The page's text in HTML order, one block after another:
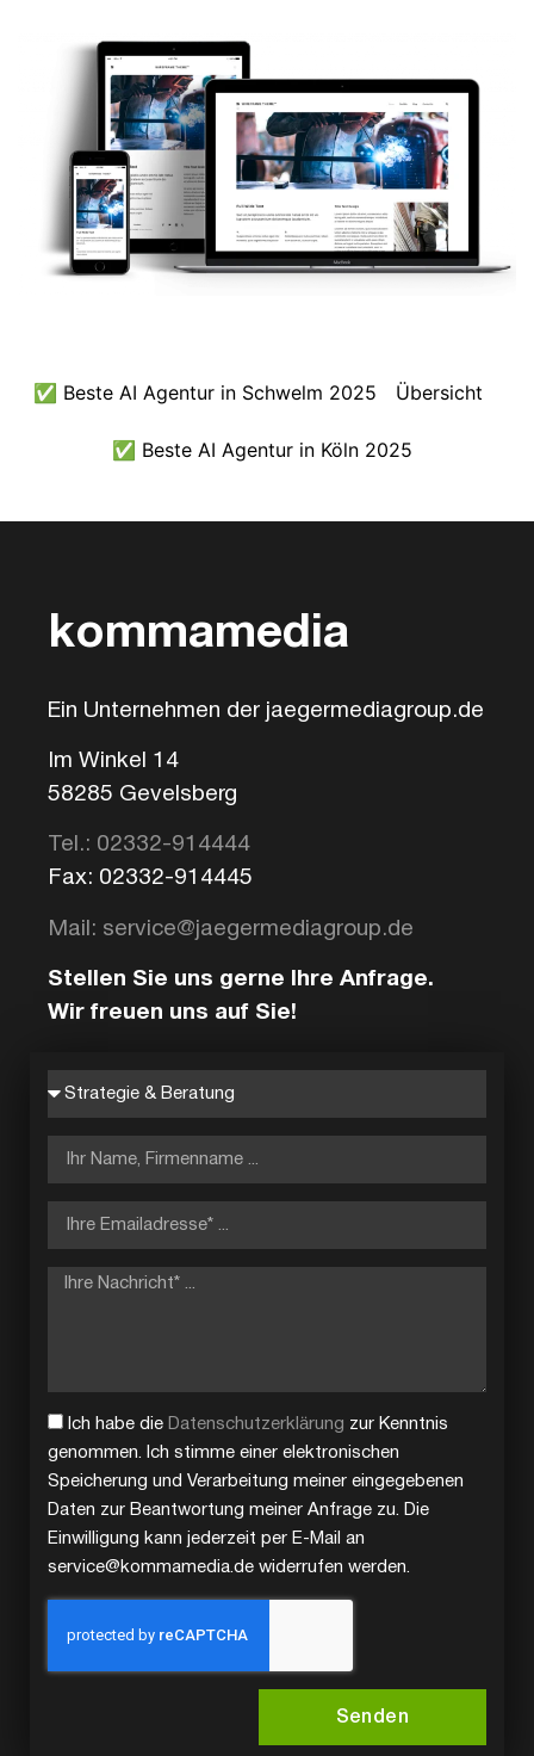
✅ Beste AI Agentur in Schwelm 2025 Übersicht
✅ Beste AI Agentur in Köln 2025
kommamedia
Ein Unternehmen der jaegermediagroup.de
Im Winkel 14
58285 Gevelsberg
Tel.: 02332-914444
Fax: 02332-914445
Mail: service@jaegermediagroup.de
Stellen Sie uns gerne Ihre Anfrage.
Wir freuen uns auf Sie!
Ich habe die Datenschutzerklärung zur Kenntnis
genommen. Ich stimme einer elektronischen
Speicherung und Verarbeitung meiner eingegebenen
Daten zur Beantwortung meiner Anfrage zu. Die
Einwilligung kann jederzeit per E-Mail an
service@kommamedia.de widerrufen werden.
Senden